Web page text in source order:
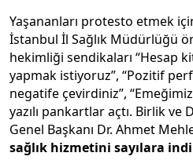
Yaşananları protesto etmek
İstanbul İl Sağlık Müdürlüğü
hekimliği sendikaları “Hesap
yapmak istiyoruz”, “Pozitif
negatife çevirdiniz”,
yazılı pankartlar açtı. Birlik ve
Genel Başkanı Dr. Ahmet
sağlık hizmetini sayılara